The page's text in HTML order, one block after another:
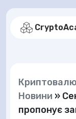
Новини »
пропонує